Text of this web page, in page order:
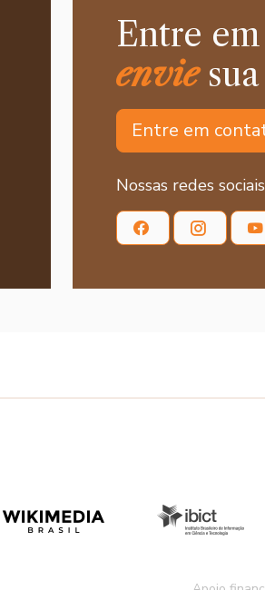
Entre
enviesua
Entre em
Nossas redes sociais